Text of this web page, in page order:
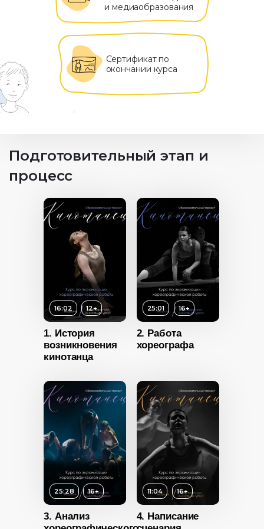
и медиаобразования
Сертификат по
окончании курса
Подготовительный этап и
процесс
16:02 12+
1. История
возникновения
кинотанца
Возраст 16+
Длительность
25:01
25:01 16+
2. Работа
хореографа
25:28 16+
3. Анализ
Возраст 16+
Длительность
11:04
11:04 16+
4. Написание